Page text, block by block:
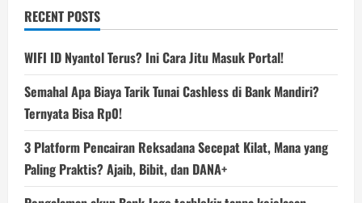
RECENT POSTS
WIFI ID Nyantol Terus? Ini Cara Jitu Masuk Portal!
Semahal Apa Biaya Tarik Tunai Cashless di Bank Mandiri?
Ternyata Bisa Rp0!
3 Platform Pencairan Reksadana Secepat Kilat, Mana yang
Paling Praktis? Ajaib, Bibit, dan DANA+